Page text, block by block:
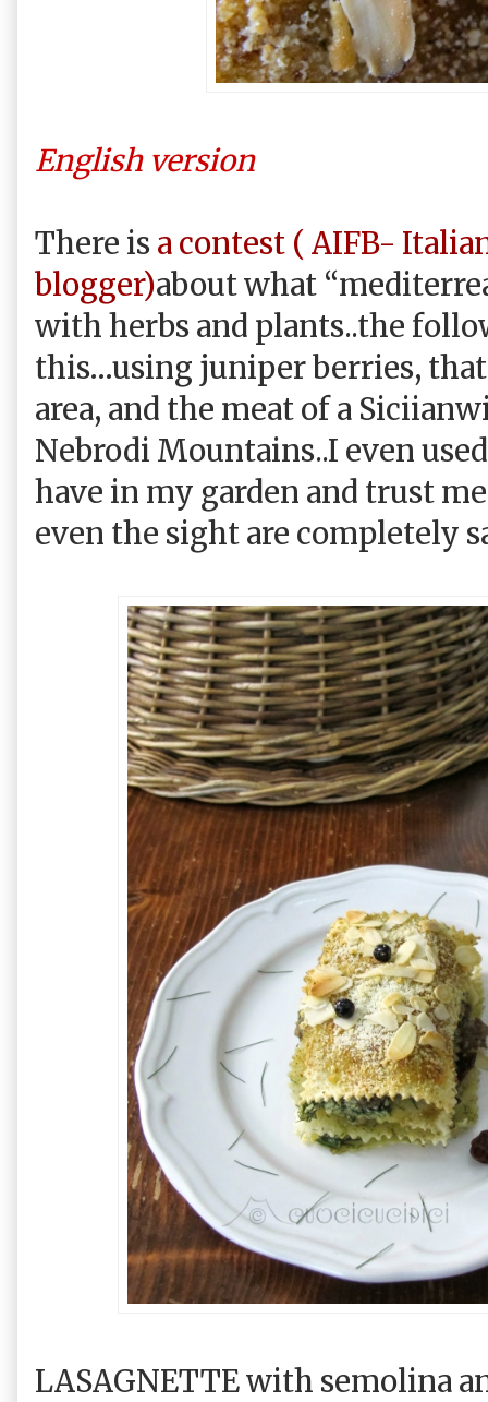
English version
There is a contest ( AIFB-
blogger)about what
with herbs and plants..the
this…using juniper berries,
area, and the meat of a
Nebrodi Mountains..I even
have in my garden and trust
even the sight are completely
LASAGNETTE with semolina